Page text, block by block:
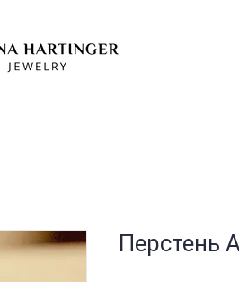
Перстень